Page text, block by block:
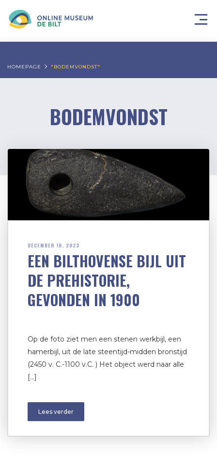
HOMEPAGE "BODEMVONDST"
BODEMVONDST
DECEMBER 18, 2023
EEN BILTHOVENSE BIJL UIT
DE PREHISTORIE,
GEVONDEN IN 1900
Op de foto ziet men een stenen werkbijl, een
hamerbijl, uit de late steentijd-midden bronstijd
(2450 v. C.-1100 v.C. ) Het object werd naar alle
[…]
Lees verder